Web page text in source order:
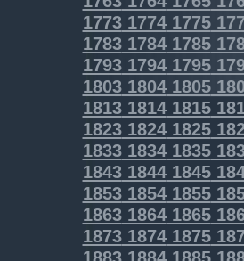
177317741775
178317841785
179317941795
180318041805
181318141815
182318241825
183318341835
184318441845
185318541855
186318641865
187318741875